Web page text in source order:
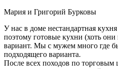
Мария и Григорий Бурковы
У нас в доме нестандартная
поэтому готовые кухни (хоть
вариант. Мы с мужем много где
подходящего варианта.
После всех походов по